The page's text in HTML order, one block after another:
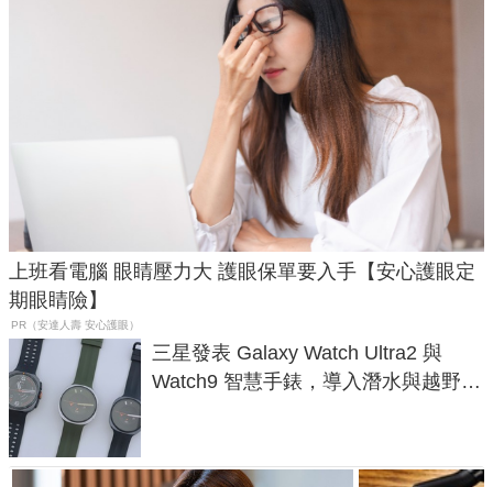
上班看電腦 眼睛壓力大 護眼保單要入手【安心護眼定
期眼睛險】
PR（安達人壽 安心護眼）
三星發表 Galaxy Watch Ultra2 與
Watch9 智慧手錶，導入潛水與越野跑